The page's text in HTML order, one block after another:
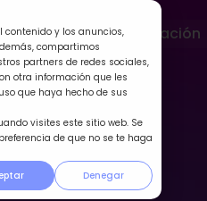
contenido y los anuncios,
compartimos
partners de redes sociales,
otra información que les
que haya hecho de sus
visites este sitio web. Se
de que no se te haga
Denegar
Formación